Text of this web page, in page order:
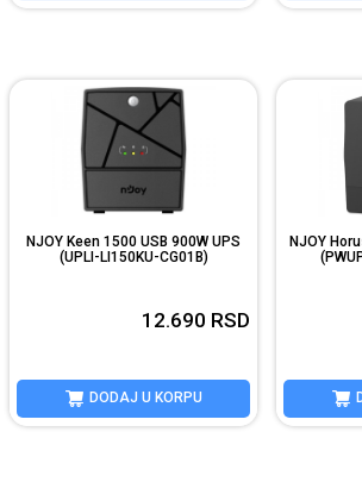
NJOY Keen 1500 USB 900W UPS
(UPLI-LI150KU-CG01B)
12.690 RSD
DODAJ U KORPU
NJOY